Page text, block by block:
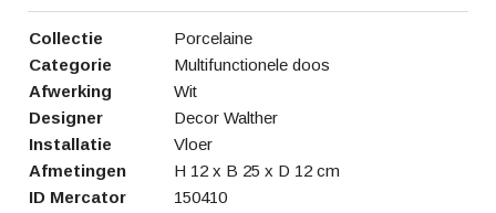
Collectie
Porcelaine
Categorie
Multifunctionele doos
Afwerking
Wit
Designer
Decor Walther
Installatie
Vloer
Afmetingen
H 12 x B 25 x D 12 cm
ID Mercator
150410